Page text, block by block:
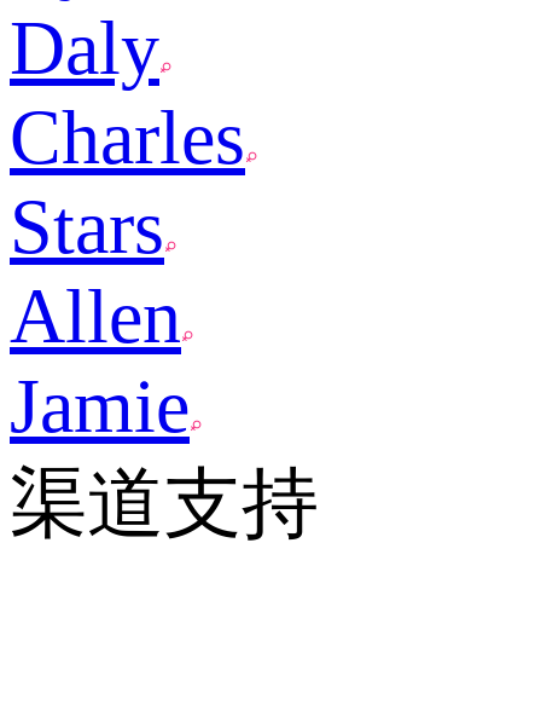
Daly
Charles
Stars
Allen
Jamie
渠道支持